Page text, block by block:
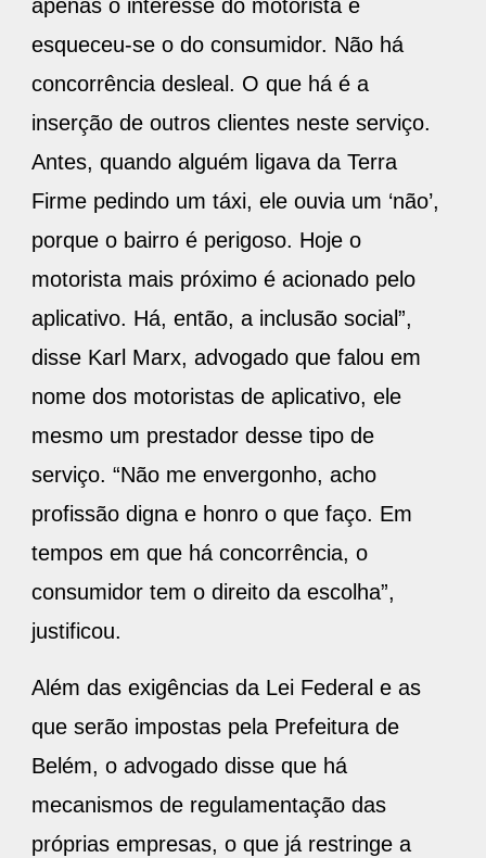
apenas o interesse do motorista e
esqueceu-se o do consumidor. Não há
concorrência desleal. O que há é a
inserção de outros clientes neste serviço.
Antes, quando alguém ligava da Terra
Firme pedindo um táxi, ele ouvia um ‘não’,
porque o bairro é perigoso. Hoje o
motorista mais próximo é acionado pelo
aplicativo. Há, então, a inclusão social”,
disse Karl Marx, advogado que falou em
nome dos motoristas de aplicativo, ele
mesmo um prestador desse tipo de
serviço. “Não me envergonho, acho
profissão digna e honro o que faço. Em
tempos em que há concorrência, o
consumidor tem o direito da escolha”,
justificou.
Além das exigências da Lei Federal e as
que serão impostas pela Prefeitura de
Belém, o advogado disse que há
mecanismos de regulamentação das
próprias empresas, o que já restringe a